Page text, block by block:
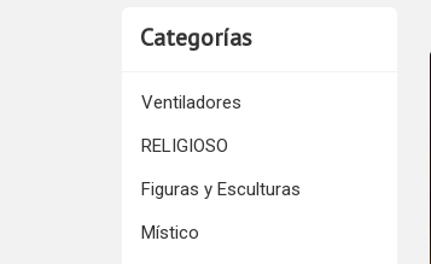
Categorías
Ventiladores
RELIGIOSO
Figuras y Esculturas
Místico